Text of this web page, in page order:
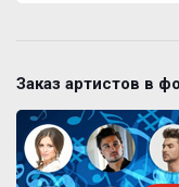
Заказ артистов в